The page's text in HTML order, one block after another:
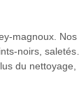
magnoux.
noirs,
du